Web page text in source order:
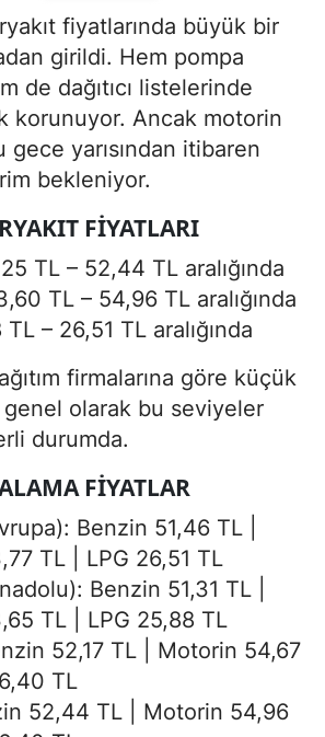
fiyatlarında büyük bir
girildi. Hem pompa
de dağıtıcı listelerinde
korunuyor. Ancak motorin
yarısından itibaren
bekleniyor.
FIYATLARI
TL – 52,44 TL aralığında
TL – 54,96 TL aralığında
– 26,51 TL aralığında
firmalarına göre küçük
olarak bu seviyeler
durumda.
FIYATLAR
Benzin 51,46 TL |
TL | LPG 26,51 TL
Benzin 51,31 TL |
TL | LPG 25,88 TL
52,17 TL | Motorin 54,67
TL
52,44 TL | Motorin 54,96